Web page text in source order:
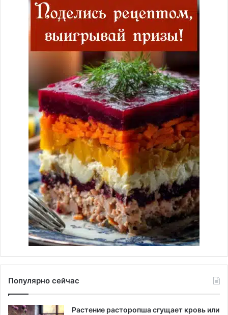
Популярно сейчас
Растение расторопша сгущает кровь или